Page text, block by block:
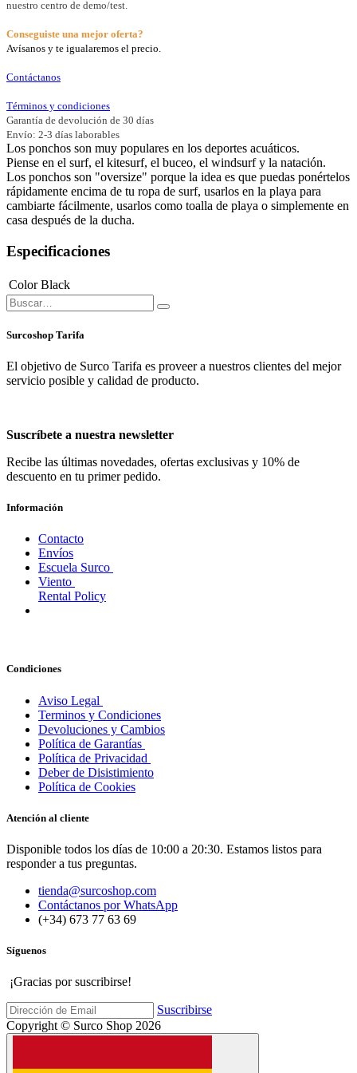
nuestro centro de demo/test.
Conseguiste una mejor oferta?
Avísanos y te igualaremos el precio.
Contáctanos
Términos y condiciones
Garantía de devolución de 30 días
Envío: 2-3 días laborables
Los ponchos son muy populares en los deportes acuáticos.
Piense en el surf, el kitesurf, el buceo, el windsurf y la natación.
Los ponchos son "oversize" porque la idea es que puedas ponértelos
rápidamente encima de tu ropa de surf, usarlos en la playa para
cambiarte fácilmente, usarlos como toalla de playa o simplemente en
casa después de la ducha.
Especificaciones
Color Black
Surcoshop Tarifa
El objetivo de Surco Tarifa es proveer a nuestros clientes del mejor
servicio posible y calidad de producto.
Suscríbete a nuestra newsletter
Recibe las últimas novedades, ofertas exclusivas y 10% de
descuento en tu primer pedido.
Información
Contacto
Envíos
Escuela Surco
Viento
Rental Policy
Condiciones
Aviso Legal
Terminos y Condiciones
Devoluciones y Cambios
Política de Garantías
Política de Privacidad
Deber de Disistimiento
Política de Cookies
Atención al cliente
Disponible todos los días de 10:00 a 20:30. Estamos listos para
responder a tus preguntas.
tienda@surcoshop.com
Contáctanos por WhatsApp
(+34) 673 77 63 69
Síguenos
¡Gracias por suscribirse!
Suscribirse
Copyright © Surco Shop 2026